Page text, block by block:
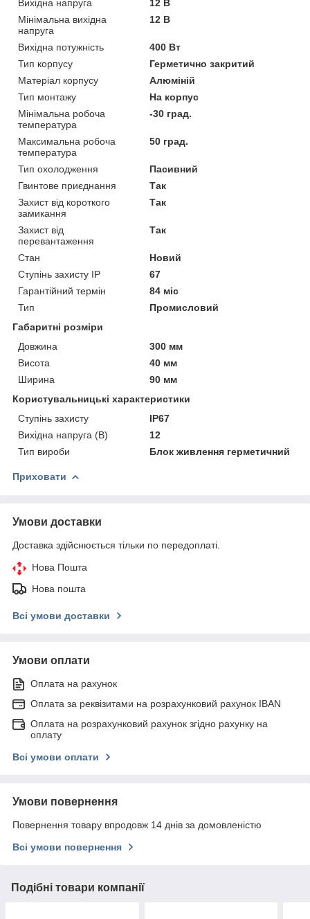
Вихідна напруга
12 В
Мінімальна вихідна
напруга
12 В
Вихідна потужність
400 Вт
Тип корпусу
Герметично закритий
Матеріал корпусу
Алюміній
Тип монтажу
На корпус
Мінімальна робоча
температура
-30 град.
Максимальна робоча
температура
50 град.
Тип охолодження
Пасивний
Гвинтове приєднання
Так
Захист від короткого
замикання
Так
Захист від
перевантаження
Так
Стан
Новий
Ступінь захисту IP
67
Гарантійний термін
84 міс
Тип
Промисловий
Габаритні розміри
Довжина
300 мм
Висота
40 мм
Ширина
90 мм
Користувальницькі характеристики
Ступінь захисту
IP67
Вихідна напруга (В)
12
Тип вироби
Блок живлення герметичний
Приховати
Умови доставки
Доставка здійснюється тільки по передоплаті.
Нова Пошта
Нова пошта
Всі умови доставки
Умови оплати
Оплата на рахунок
Оплата за реквізитами на розрахунковий рахунок IBAN
Оплата на розрахунковий рахунок згідно рахунку на
оплату
Всі умови оплати
Умови повернення
Повернення товару впродовж 14 днів за домовленістю
Всі умови повернення
Подібні товари компанії